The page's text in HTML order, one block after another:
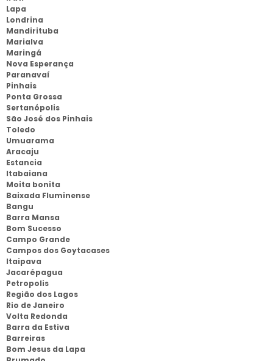
Lapa
Londrina
Mandirituba
Marialva
Maringá
Nova Esperança
Paranavaí
Pinhais
Ponta Grossa
Sertanópolis
São José dos Pinhais
Toledo
Umuarama
Aracaju
Estancia
Itabaiana
Moita bonita
Baixada Fluminense
Bangu
Barra Mansa
Bom Sucesso
Campo Grande
Campos dos Goytacases
Itaipava
Jacarépagua
Petropolis
Região dos Lagos
Rio de Janeiro
Volta Redonda
Barra da Estiva
Barreiras
Bom Jesus da Lapa